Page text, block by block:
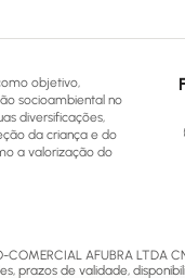
objetivo,
socioambiental no
diversificações,
da criança e do
a valorização do
AFUBRA LTDA
prazos de validade,